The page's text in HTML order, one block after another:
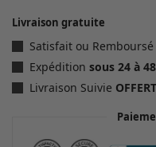
Livraison gratuite
Satisfait ou Remboursé
Expédition sous 24 à
Livraison Suivie